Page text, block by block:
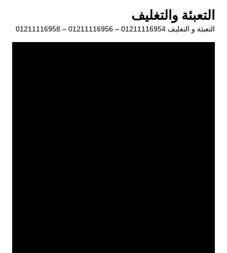
المحتوى
التعبئة والتغليف
التعبئة و التغليف 01211116954 – 01211116956 – 01211116958